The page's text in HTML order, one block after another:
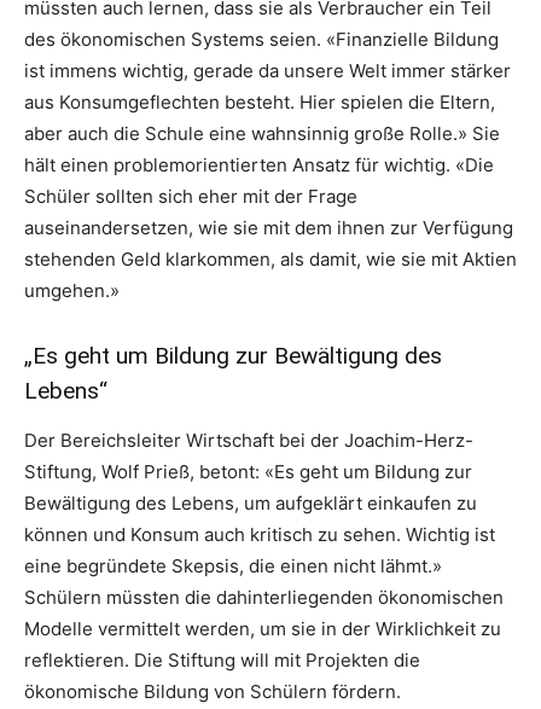
müssten auch lernen, dass sie als Verbraucher ein Teil
des ökonomischen Systems seien. «Finanzielle Bildung
ist immens wichtig, gerade da unsere Welt immer stärker
aus Konsumgeflechten besteht. Hier spielen die Eltern,
aber auch die Schule eine wahnsinnig große Rolle.» Sie
hält einen problemorientierten Ansatz für wichtig. «Die
Schüler sollten sich eher mit der Frage
auseinandersetzen, wie sie mit dem ihnen zur Verfügung
stehenden Geld klarkommen, als damit, wie sie mit Aktien
umgehen.»
„Es geht um Bildung zur Bewältigung des
Lebens“
Der Bereichsleiter Wirtschaft bei der Joachim-Herz-
Stiftung, Wolf Prieß, betont: «Es geht um Bildung zur
Bewältigung des Lebens, um aufgeklärt einkaufen zu
können und Konsum auch kritisch zu sehen. Wichtig ist
eine begründete Skepsis, die einen nicht lähmt.»
Schülern müssten die dahinterliegenden ökonomischen
Modelle vermittelt werden, um sie in der Wirklichkeit zu
reflektieren. Die Stiftung will mit Projekten die
ökonomische Bildung von Schülern fördern.